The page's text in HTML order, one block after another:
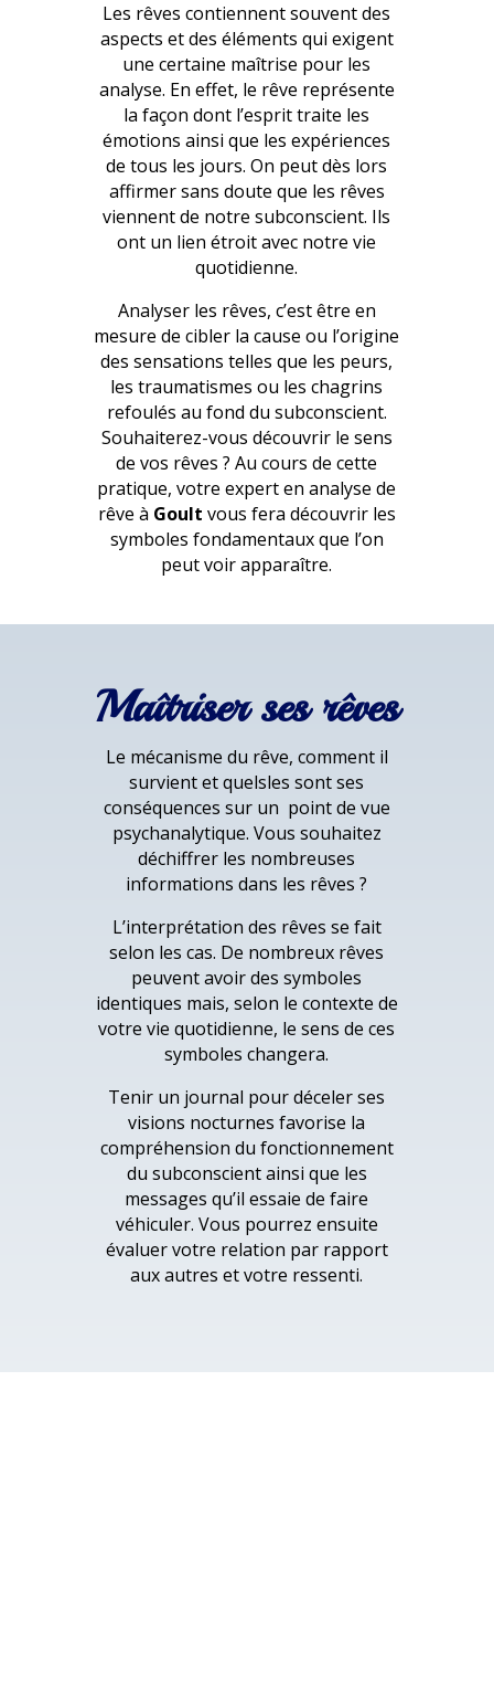
Les rêves contiennent souvent des
aspects et des éléments qui exigent
une certaine maîtrise pour les
analyse. En effet, le rêve représente
la façon dont l’esprit traite les
émotions ainsi que les expériences
de tous les jours. On peut dès lors
affirmer sans doute que les rêves
viennent de notre subconscient. Ils
ont un lien étroit avec notre vie
quotidienne.
Analyser les rêves, c’est être en
mesure de cibler la cause ou l’origine
des sensations telles que les peurs,
les traumatismes ou les chagrins
refoulés au fond du subconscient.
Souhaiterez-vous découvrir le sens
de vos rêves ? Au cours de cette
pratique, votre expert en analyse de
rêve à Goult vous fera découvrir les
symboles fondamentaux que l’on
peut voir apparaître.
Maîtriser ses rêves
Le mécanisme du rêve, comment il
survient et quelsles sont ses
conséquences sur un point de vue
psychanalytique. Vous souhaitez
déchiffrer les nombreuses
informations dans les rêves ?
L’interprétation des rêves se fait
selon les cas. De nombreux rêves
peuvent avoir des symboles
identiques mais, selon le contexte de
votre vie quotidienne, le sens de ces
symboles changera.
Tenir un journal pour déceler ses
visions nocturnes favorise la
compréhension du fonctionnement
du subconscient ainsi que les
messages qu’il essaie de faire
véhiculer. Vous pourrez ensuite
évaluer votre relation par rapport
aux autres et votre ressenti.